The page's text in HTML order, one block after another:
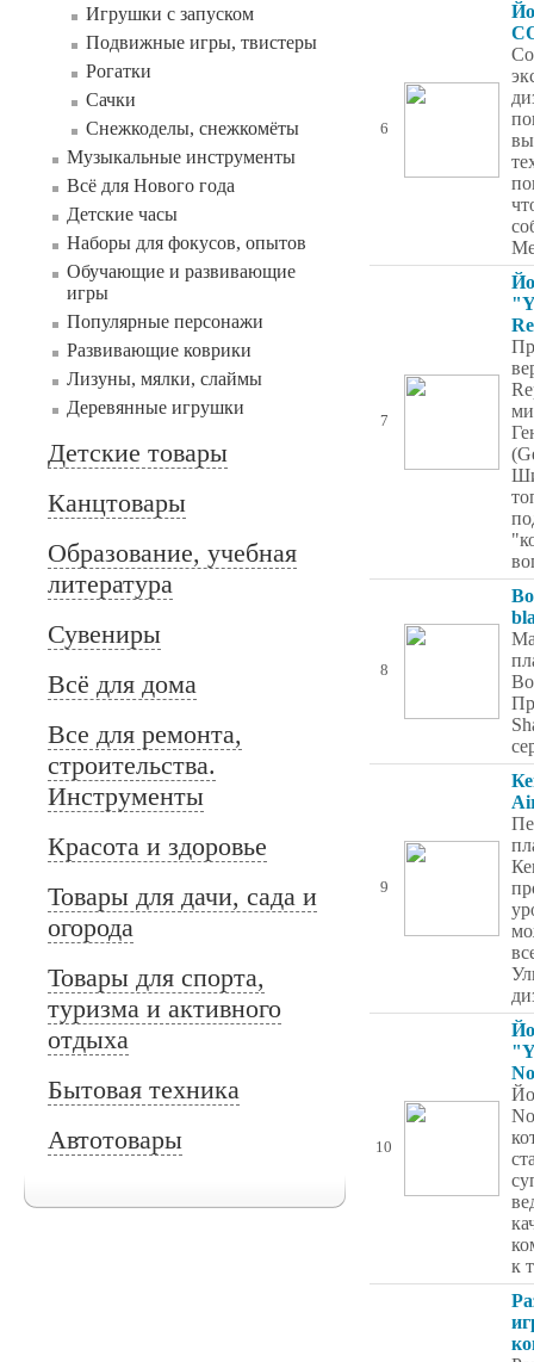
Игрушки с запуском
Подвижные игры, твистеры
Рогатки
Сачки
Снежкоделы, снежкомёты
Музыкальные инструменты
Всё для Нового года
Детские часы
Наборы для фокусов, опытов
Обучающие и развивающие
игры
Популярные персонажи
Развивающие коврики
Лизуны, мялки, слаймы
Деревянные игрушки
Детские товары
Канцтовары
Образование, учебная
литература
Сувениры
Всё для дома
Все для ремонта,
строительства.
Инструменты
Красота и здоровье
Товары для дачи, сада и
огорода
Товары для спорта,
туризма и активного
отдыха
Бытовая техника
Автотовары
6
7
8
9
10
к